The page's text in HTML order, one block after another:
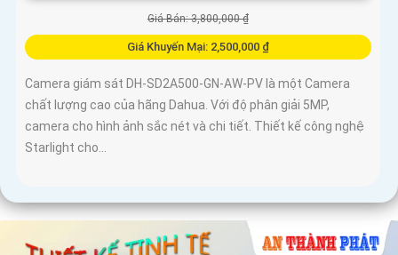
Giá Bán: 3,800,000 ₫
Giá Khuyến Mại: 2,500,000 ₫
Camera giám sát DH-SD2A500-GN-AW-PV là một Camera
chất lượng cao của hãng Dahua. Với độ phân giải 5MP,
camera cho hình ảnh sắc nét và chi tiết. Thiết kế công nghệ
Starlight cho...